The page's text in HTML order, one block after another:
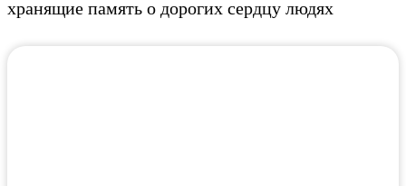
хранящие память о дорогих сердцу людях